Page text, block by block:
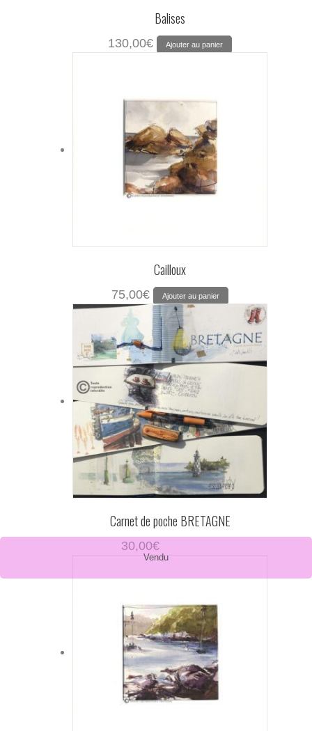
Balises
130,00€ Ajouter au panier
Cailloux
75,00€ Ajouter au panier
Carnet de poche BRETAGNE
30,00€